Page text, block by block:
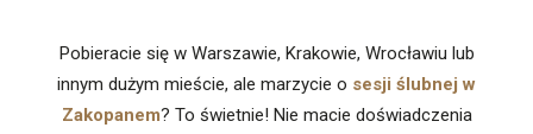
Pobieracie się w Warszawie, Krakowie, Wrocławiu lub
innym dużym mieście, ale marzycie o sesji ślubnej w
Zakopanem? To świetnie! Nie macie doświadczenia